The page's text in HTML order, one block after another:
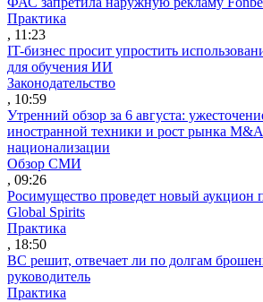
Практика
, 11:23
IT-бизнес просит упростить
для обучения ИИ
Законодательство
, 10:59
Утренний обзор за 6 августа:
иностранной техники и рост рынка M&A
национализации
Обзор СМИ
, 09:26
Росимущество проведет новый аукцион
Global Spirits
Практика
, 18:50
ВС решит, отвечает ли по долгам
руководитель
Практика